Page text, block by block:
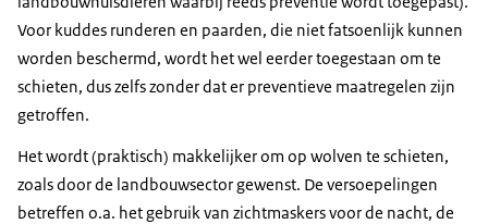
Voor kuddes runderen en paarden, die niet fatsoenlijk kunnen
worden beschermd, wordt het wel eerder toegestaan om te
schieten, dus zelfs zonder dat er preventieve maatregelen zijn
getroffen.
Het wordt (praktisch) makkelijker om op wolven te schieten,
zoals door de landbouwsector gewenst. De versoepelingen
betreffen o.a. het gebruik van zichtmaskers voor de nacht, de